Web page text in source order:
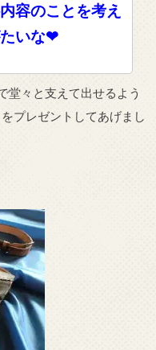
容のことを考え
いな❤︎
堂々と支えて出せるよう
をプレゼントしてあげまし